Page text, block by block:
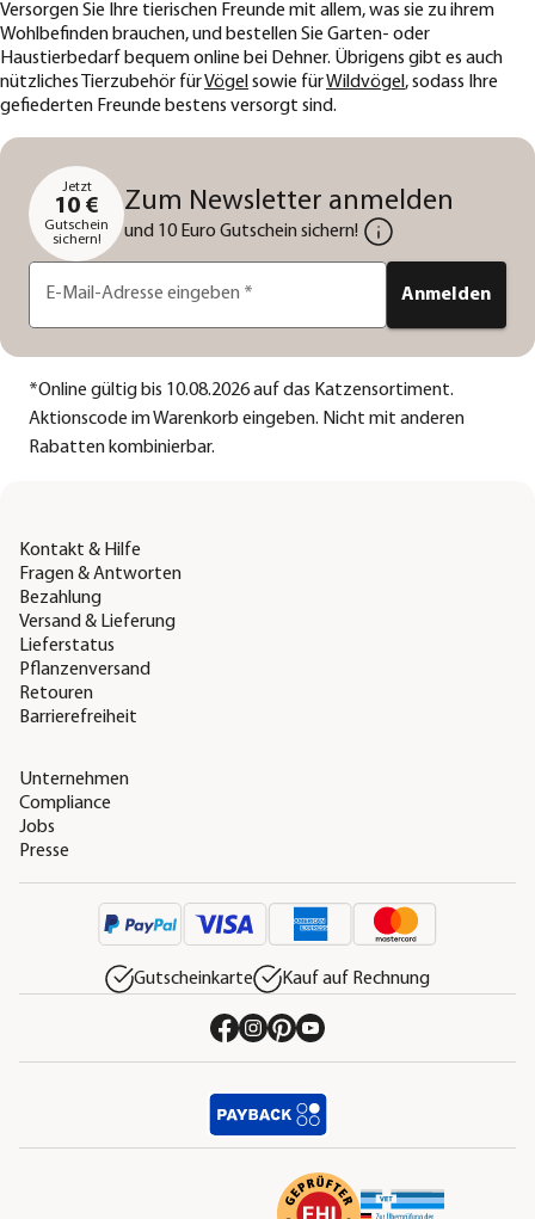
Versorgen Sie Ihre tierischen Freunde mit allem, was sie zu ihrem
Wohlbefinden brauchen, und bestellen Sie Garten- oder
Haustierbedarf bequem online bei Dehner. Übrigens gibt es auch
nützliches Tierzubehör fürVögel sowie fürWildvögel , sodass Ihre
gefiederten Freunde bestens versorgt sind.
Jetzt
10 €
Gutschein
sichern!
Zum Newsletter anmelden
und 10 Euro Gutschein sichern!
E-Mail-Adresse eingeben * Anmelden
*Online gültig bis 10.08.2026 auf das Katzensortiment.
Aktionscode im Warenkorb eingeben. Nicht mit anderen
Rabatten kombinierbar.
Kontakt & Hilfe
Fragen & Antworten
Bezahlung
Versand & Lieferung
Lieferstatus
Pflanzenversand
Retouren
Barrierefreiheit
Unternehmen
Compliance
Jobs
Presse
Gutscheinkarte Kauf auf Rechnung